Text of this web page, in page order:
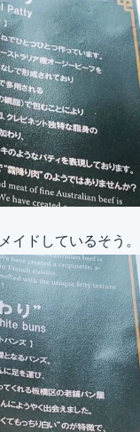
イドしているそう。